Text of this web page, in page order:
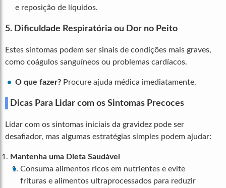
e reposição de líquidos.
5. Dificuldade Respiratória ou Dor no Peito
Estes sintomas podem ser sinais de condições mais graves,
como coágulos sanguíneos ou problemas cardíacos.
O que fazer? Procure ajuda médica imediatamente.
Dicas Para Lidar com os Sintomas Precoces
Lidar com os sintomas iniciais da gravidez pode ser
desafiador, mas algumas estratégias simples podem ajudar:
Mantenha uma Dieta Saudável
Consuma alimentos ricos em nutrientes e evite
frituras e alimentos ultraprocessados para reduzir